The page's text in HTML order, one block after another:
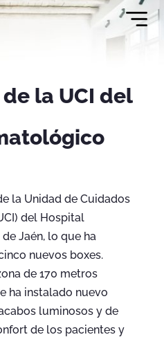
la UCI del
la Unidad de Cuidados
del Hospital
Jaén, lo que ha
nuevos boxes.
de 170 metros
ha instalado nuevo
luminosos y de
de los pacientes y